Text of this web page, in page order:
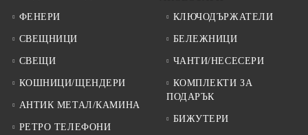
ФЕНЕРИ
СВЕЩНИЦИ
СВЕЩИ
КОШНИЦИ/ЩЕНДЕРИ
АНТИК МЕТАЛ/КАМИНА
РЕТРО ТЕЛЕФОНИ
КЛЮЧОДЪРЖАТЕЛИ
БЕЛЕЖНИЦИ
ЧАНТИ/НЕСЕСЕРИ
КОМПЛЕКТИ ЗА
ПОДАРЪК
БИЖУТЕРИ